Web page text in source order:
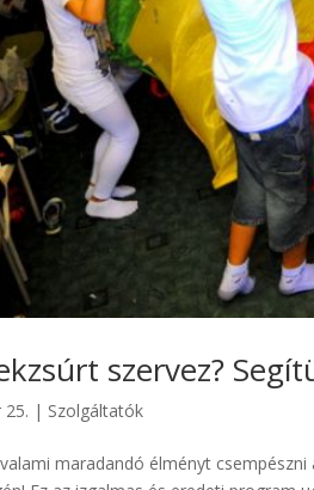
szervez?
25. | Szolgáltatók
maradandó élményt